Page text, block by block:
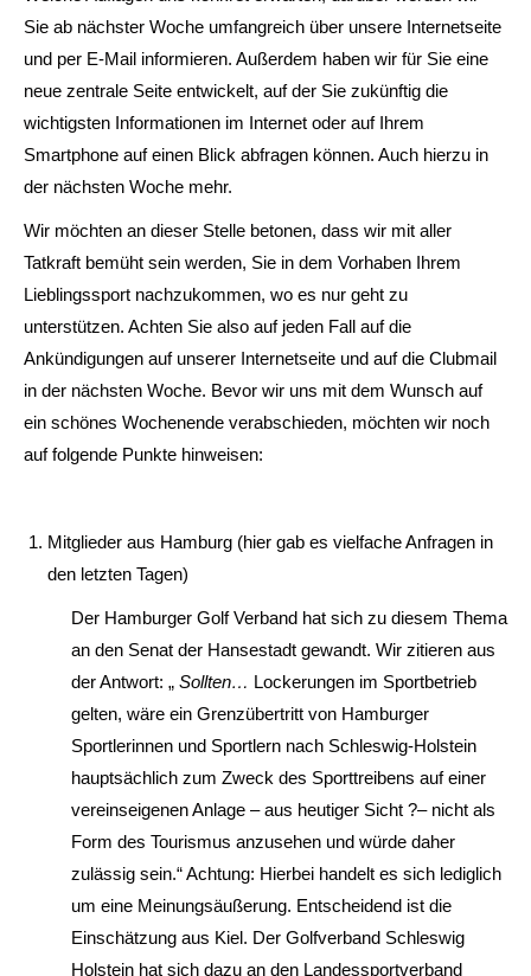
Sie ab nächster Woche umfangreich über unsere Internetseite
und per E-Mail informieren. Außerdem haben wir für Sie eine
neue zentrale Seite entwickelt, auf der Sie zukünftig die
wichtigsten Informationen im Internet oder auf Ihrem
Smartphone auf einen Blick abfragen können. Auch hierzu in
der nächsten Woche mehr.
Wir möchten an dieser Stelle betonen, dass wir mit aller
Tatkraft bemüht sein werden, Sie in dem Vorhaben Ihrem
Lieblingssport nachzukommen, wo es nur geht zu
unterstützen. Achten Sie also auf jeden Fall auf die
Ankündigungen auf unserer Internetseite und auf die Clubmail
in der nächsten Woche. Bevor wir uns mit dem Wunsch auf
ein schönes Wochenende verabschieden, möchten wir noch
auf folgende Punkte hinweisen:
Mitglieder aus Hamburg (hier gab es vielfache Anfragen in
den letzten Tagen)
Der Hamburger Golf Verband hat sich zu diesem Thema
an den Senat der Hansestadt gewandt. Wir zitieren aus
der Antwort: „ Sollten… Lockerungen im Sportbetrieb
gelten, wäre ein Grenzübertritt von Hamburger
Sportlerinnen und Sportlern nach Schleswig-Holstein
hauptsächlich zum Zweck des Sporttreibens auf einer
vereinseigenen Anlage – aus heutiger Sicht ?– nicht als
Form des Tourismus anzusehen und würde daher
zulässig sein.“ Achtung: Hierbei handelt es sich lediglich
um eine Meinungsäußerung. Entscheidend ist die
Einschätzung aus Kiel. Der Golfverband Schleswig
Holstein hat sich dazu an den Landessportverband